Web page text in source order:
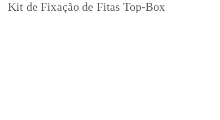
Kit de Fixação de Fitas Top-Box